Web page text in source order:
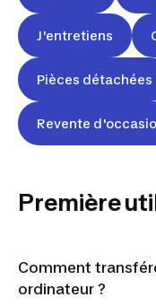
J'entretiens
Pièces détachées
Revente
Première
Comment
ordinateur ?